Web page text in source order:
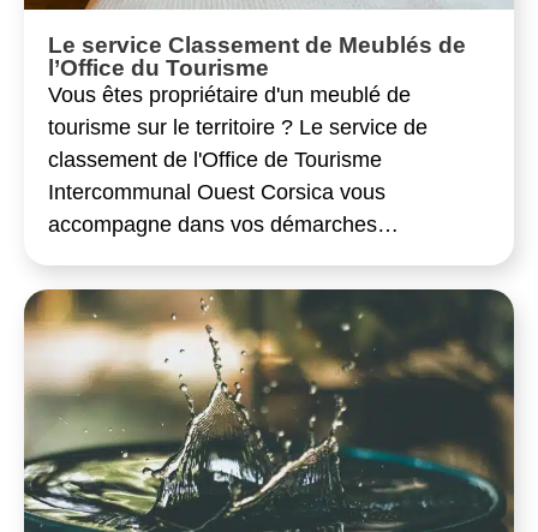
Le service Classement de Meublés de
l’Office du Tourisme
Vous êtes propriétaire d'un meublé de
tourisme sur le territoire ? Le service de
classement de l'Office de Tourisme
Intercommunal Ouest Corsica vous
accompagne dans vos démarches…